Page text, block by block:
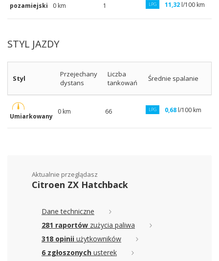
pozamiejski 0 km 1 LPG 11,32 l/100 km
STYL JAZDY
Styl
Przejechany
dystans
Liczba
tankowań
Średnie spalanie
Umiarkowany
0 km 66 LPG 0,68 l/100 km
Aktualnie przeglądasz
Citroen ZX Hatchback
Dane techniczne
281 raportów zużycia paliwa
318 opinii użytkowników
6 zgłoszonych usterek